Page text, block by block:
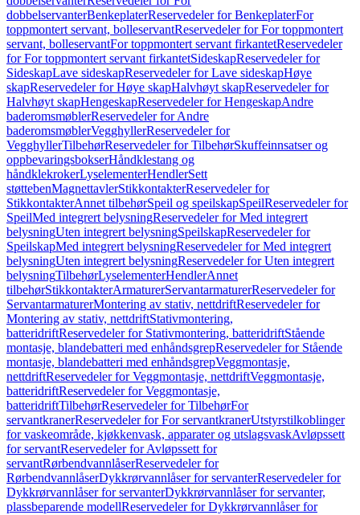
dobbelservanterBenkeplaterReservedeler for BenkeplaterFor
toppmontert servant, bolleservantReservedeler for For toppmontert
servant, bolleservantFor toppmontert servant firkantetReservedeler
for For toppmontert servant firkantetSideskapReservedeler for
SideskapLave sideskapReservedeler for Lave sideskapHøye
skapReservedeler for Høye skapHalvhøyt skapReservedeler for
Halvhøyt skapHengeskapReservedeler for HengeskapAndre
baderomsmøblerReservedeler for Andre
baderomsmøblerVegghyllerReservedeler for
VegghyllerTilbehørReservedeler for TilbehørSkuffeinnsatser og
oppbevaringsbokserHåndklestang og
håndklekrokerLyselementerHendlerSett
støttebenMagnettavlerStikkontakterReservedeler for
StikkontakterAnnet tilbehørSpeil og speilskapSpeilReservedeler for
SpeilMed integrert belysningReservedeler for Med integrert
belysningUten integrert belysningSpeilskapReservedeler for
SpeilskapMed integrert belysningReservedeler for Med integrert
belysningUten integrert belysningReservedeler for Uten integrert
belysningTilbehørLyselementerHendlerAnnet
tilbehørStikkontakterArmaturerServantarmaturerReservedeler for
ServantarmaturerMontering av stativ, nettdriftReservedeler for
Montering av stativ, nettdriftStativmontering,
batteridriftReservedeler for Stativmontering, batteridriftStående
montasje, blandebatteri med enhåndsgrepReservedeler for Stående
montasje, blandebatteri med enhåndsgrepVeggmontasje,
nettdriftReservedeler for Veggmontasje, nettdriftVeggmontasje,
batteridriftReservedeler for Veggmontasje,
batteridriftTilbehørReservedeler for TilbehørFor
servantkranerReservedeler for For servantkranerUtstyrstilkoblinger
for vaskeområde, kjøkkenvask, apparater og utslagsvaskAvløpssett
for servantReservedeler for Avløpssett for
servantRørbendvannlåserReservedeler for
RørbendvannlåserDykkrørvannlåser for servanterReservedeler for
Dykkrørvannlåser for servanterDykkrørvannlåser for servanter,
plassbeparende modellReservedeler for Dykkrørvannlåser for